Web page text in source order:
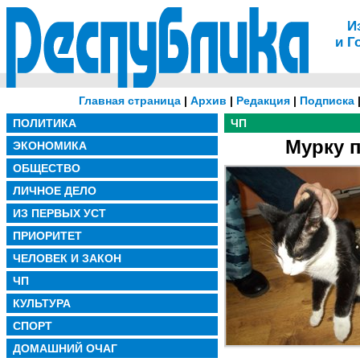
и
Главная страница | Архив | Редакция | Подписка
ПОЛИТИКА
ЭКОНОМИКА
ОБЩЕСТВО
ЛИЧНОЕ ДЕЛО
ИЗ ПЕРВЫХ УСТ
ПРИОРИТЕТ
ЧЕЛОВЕК И ЗАКОН
ЧП
КУЛЬТУРА
СПОРТ
ДОМАШНИЙ ОЧАГ
ЧП
Мурку